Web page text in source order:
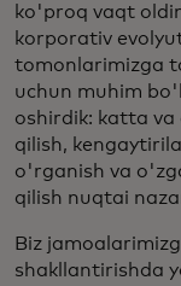
ko'proq vaqt
korporativ
tomonlarimizga
uchun muhim
oshirdik: katta
qilish,
o'rganish va
qilish nuqtai
Biz
shakllantirishda